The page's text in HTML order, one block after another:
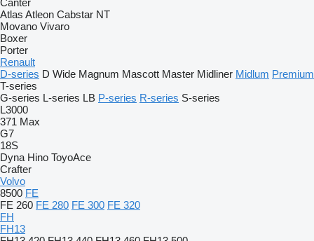
Canter
Atlas Atleon Cabstar NT
Movano Vivaro
Boxer
Porter
Renault
D-series D Wide Magnum Mascott Master Midliner Midlum Premium
T-series
G-series L-series LB P-series R-series S-series
L3000
371 Max
G7
18S
Dyna Hino ToyoAce
Crafter
Volvo
8500 FE
FE 260 FE 280 FE 300 FE 320
FH
FH13